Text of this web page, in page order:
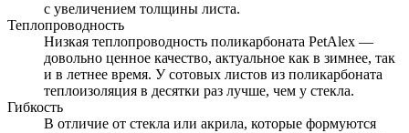
с увеличением толщины листа.
Теплопроводность
Низкая теплопроводность поликарбоната PetAlex —
довольно ценное качество, актуальное как в зимнее, так
и в летнее время. У сотовых листов из поликарбоната
теплоизоляция в десятки раз лучше, чем у стекла.
Гибкость
В отличие от стекла или акрила, которые формуются